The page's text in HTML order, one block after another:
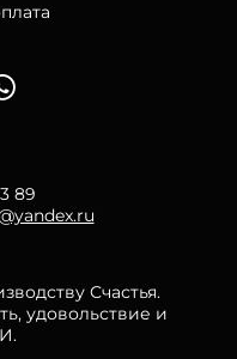
89
Счастья.
удовольствие и